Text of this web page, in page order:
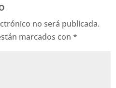
no será publicada.
marcados con*